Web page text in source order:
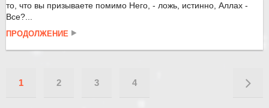
то, что вы призываете помимо Него, - ложь, истинно, Аллах -
Все?...
ПРОДОЛЖЕНИЕ
1 2 3 4